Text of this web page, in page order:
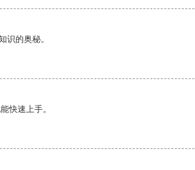
识的奥秘。
快速上手。